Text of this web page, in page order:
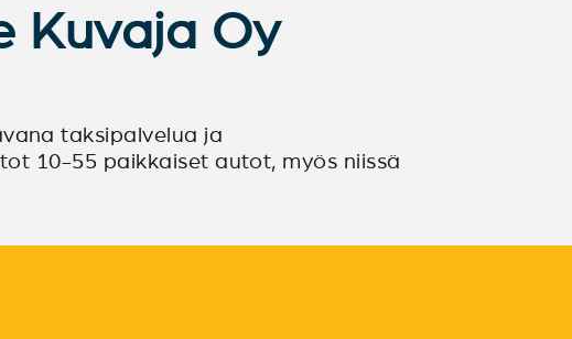
Kuvaja Oy
taksipalvelua ja
10-55 paikkaiset autot, myös niissä